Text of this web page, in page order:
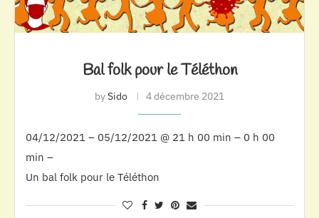
Bal folk pour le Téléthon
bySido 4 décembre 2021
04/12/2021 – 05/12/2021 @ 21 h 00 min – 0 h 00
min –
Un bal folk pour le Téléthon